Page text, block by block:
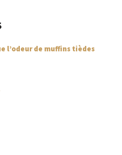
l’odeur de muffins tièdes